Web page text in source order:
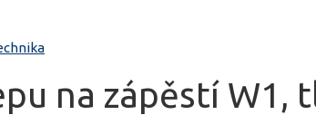
na zápěstí W1,